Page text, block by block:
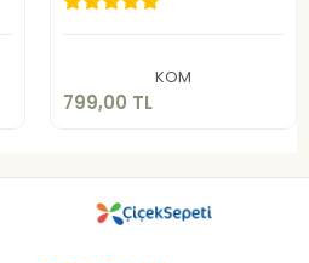
KOM
799,00 TL
799,00 TL